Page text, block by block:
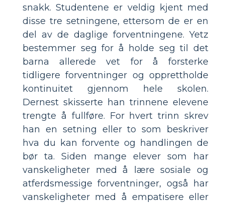
snakk. Studentene er veldig kjent med
disse tre setningene, ettersom de er en
del av de daglige forventningene. Yetz
bestemmer seg for å holde seg til det
barna allerede vet for å forsterke
tidligere forventninger og opprettholde
kontinuitet gjennom hele skolen.
Dernest skisserte han trinnene elevene
trengte å fullføre. For hvert trinn skrev
han en setning eller to som beskriver
hva du kan forvente og handlingen de
bør ta. Siden mange elever som har
vanskeligheter med å lære sosiale og
atferdsmessige forventninger, også har
vanskeligheter med å empatisere eller